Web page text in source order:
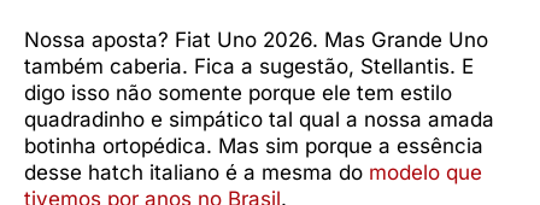
Nossa aposta? Fiat Uno 2026. Mas Grande Uno
também caberia. Fica a sugestão, Stellantis. E
digo isso não somente porque ele tem estilo
quadradinho e simpático tal qual a nossa amada
botinha ortopédica. Mas sim porque a essência
desse hatch italiano é a mesma do modelo que
tivemos por anos no Brasil.